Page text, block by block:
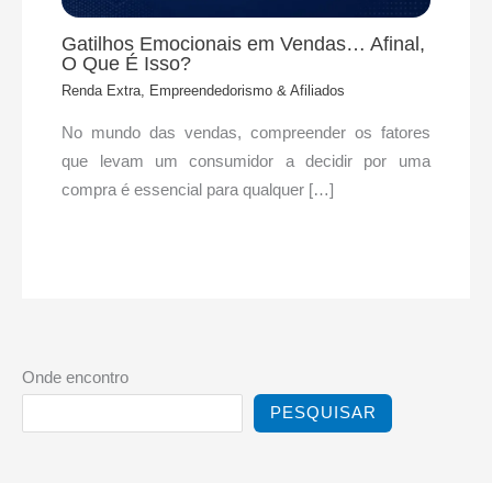
Gatilhos Emocionais em Vendas… Afinal,
O Que É Isso?
Renda Extra, Empreendedorismo & Afiliados
No mundo das vendas, compreender os fatores
que levam um consumidor a decidir por uma
compra é essencial para qualquer […]
Onde encontro
PESQUISAR